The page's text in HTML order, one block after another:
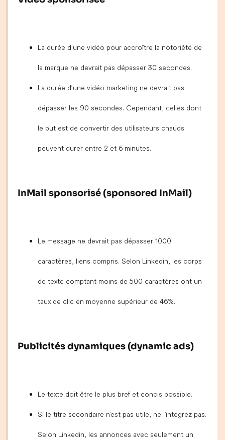
La durée d’une vidéo pour accroître la notoriété de
la marque ne devrait pas dépasser 30 secondes.
La durée d’une vidéo marketing ne devrait pas
dépasser les 90 secondes. Cependant, celles dont
le but est de convertir des utilisateurs chauds
peuvent durer entre 2 et 6 minutes.
InMail sponsorisé (sponsored InMail)
Le message ne devrait pas dépasser 1000
caractères, liens compris. Selon Linkedin, les corps
de texte comptant moins de 500 caractères ont un
taux de clic en moyenne supérieur de 46%.
Publicités dynamiques (dynamic ads)
Le texte doit être le plus bref et concis possible.
Si le titre secondaire n’est pas utile, ne l'intégrez pas.
Selon Linkedin, les annonces avec seulement un